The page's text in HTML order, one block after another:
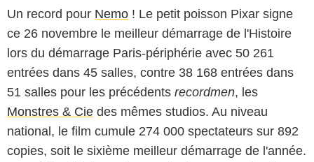
Un record pour Nemo ! Le petit poisson Pixar signe
ce 26 novembre le meilleur démarrage de l'Histoire
lors du démarrage Paris-périphérie avec 50 261
entrées dans 45 salles, contre 38 168 entrées dans
51 salles pour les précédents recordmen, les
Monstres & Cie des mêmes studios. Au niveau
national, le film cumule 274 000 spectateurs sur 892
copies, soit le sixième meilleur démarrage de l'année.